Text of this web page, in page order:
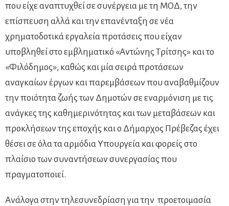
που είχε αναπτυχθεί σε συνέργεια με τη ΜΟΔ, την
επίσπευση αλλά και την επανένταξη σε νέα
χρηματοδοτικά εργαλεία προτάσεις που είχαν
υποβληθεί στο εμβληματικό «Αντώνης Τρίτσης» και το
«Φιλόδημος», καθώς και μία σειρά προτάσεων
αναγκαίων έργων και παρεμβάσεων που αναβαθμίζουν
την ποιότητα ζωής των Δημοτών σε εναρμόνιση με τις
ανάγκες της καθημερινότητας και των μεταβάσεων και
προκλήσεων της εποχής και ο Δήμαρχος Πρέβεζας έχει
θέσει σε όλα τα αρμόδια Υπουργεία και φορείς στο
πλαίσιο των συναντήσεων συνεργασίας που
πραγματοποιεί.
Ανάλογα στην τηλεσυνεδρίαση για την προετοιμασία